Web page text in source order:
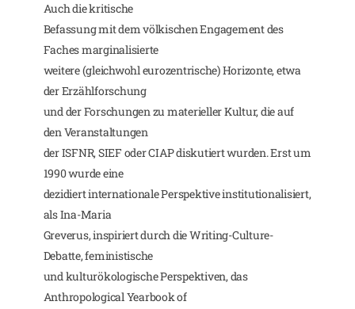
Auch die kritische
Befassung mit dem völkischen Engagement des
Faches marginalisierte
weitere (gleichwohl eurozentrische) Horizonte, etwa
der Erzählforschung
und der Forschungen zu materieller Kultur, die auf
den Veranstaltungen
der ISFNR, SIEF oder CIAP diskutiert wurden. Erst um
1990 wurde eine
dezidiert internationale Perspektive institutionalisiert,
als Ina-Maria
Greverus, inspiriert durch die Writing-Culture-
Debatte, feministische
und kulturökologische Perspektiven, das
Anthropological Yearbook of